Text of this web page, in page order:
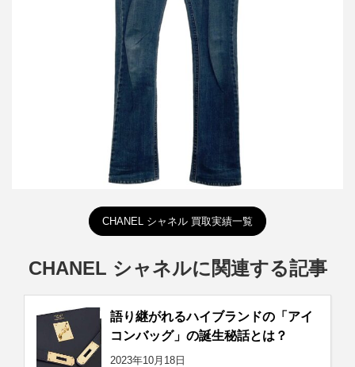
詳しく見る
CHANEL シャネル 買取実績一覧
CHANEL シャネルに関連する記事
語り継がれるハイブランドの「アイ
コンバッグ」の誕生秘話とは？
2023年10月18日